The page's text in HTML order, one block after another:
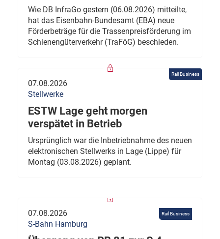
Wie DB InfraGo gestern (06.08.2026) mitteilte,
hat das Eisenbahn-Bundesamt (EBA) neue
Förderbeträge für die Trassenpreisförderung im
Schienengüterverkehr (TraFöG) beschieden.
Rail Business
07.08.2026
Stellwerke
ESTW Lage geht morgen
verspätet in Betrieb
Ursprünglich war die Inbetriebnahme des neuen
elektronischen Stellwerks in Lage (Lippe) für
Montag (03.08.2026) geplant.
Rail Business
07.08.2026
S-Bahn Hamburg